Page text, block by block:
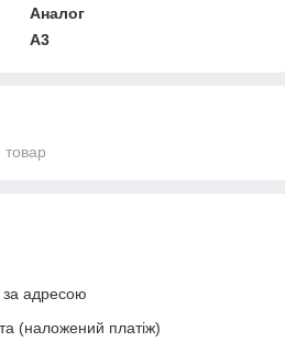
Аналог
A3
товар
адресою
(наложений платіж)